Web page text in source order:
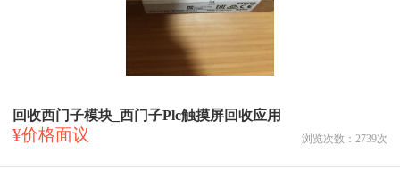
回收西门子模块_西门子Plc触摸屏回收应用
¥价格面议 浏览次数： 2739次